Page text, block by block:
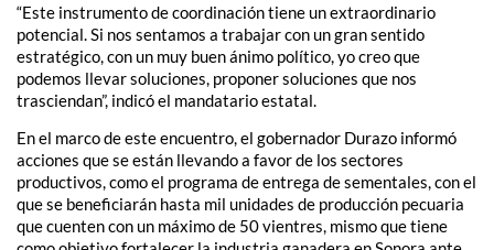
“Este instrumento de coordinación tiene un extraordinario
potencial. Si nos sentamos a trabajar con un gran sentido
estratégico, con un muy buen ánimo político, yo creo que
podemos llevar soluciones, proponer soluciones que nos
trasciendan”, indicó el mandatario estatal.
En el marco de este encuentro, el gobernador Durazo informó
acciones que se están llevando a favor de los sectores
productivos, como el programa de entrega de sementales, con el
que se beneficiarán hasta mil unidades de producción pecuaria
que cuenten con un máximo de 50 vientres, mismo que tiene